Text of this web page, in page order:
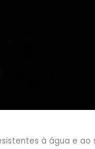
à água e ao